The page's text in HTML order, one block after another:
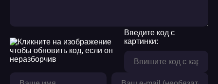
Введите код с
картинки: